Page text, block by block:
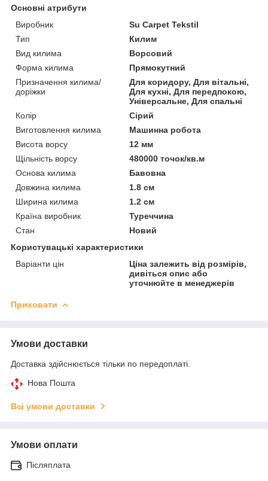
Основні атрибути
Виробник
Su Carpet Tekstil
Тип
Килим
Вид килима
Ворсовий
Форма килима
Прямокутний
Призначення килима/
доріжки
Для коридору, Для вітальні,
Для кухні, Для передпокою,
Універсальне, Для спальні
Колір
Сірий
Виготовлення килима
Машинна робота
Висота ворсу
12 мм
Щільність ворсу
480000 точок/кв.м
Основа килима
Бавовна
Довжина килима
1.8 см
Ширина килима
1.2 см
Країна виробник
Туреччина
Стан
Новий
Користувацькі характеристики
Варіанти цін
Ціна залежить від розмірів,
дивіться опис або
уточнюйте в менеджерів
Приховати
Умови доставки
Доставка здійснюється тільки по передоплаті.
Нова Пошта
Всі умови доставки
Умови оплати
Післяплата